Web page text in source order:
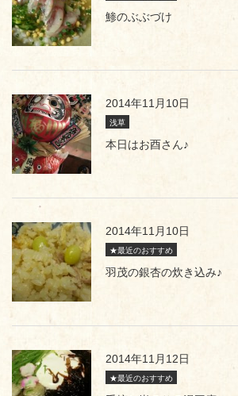
鯵のぶぶづけ
2014年11月10日
浅草
本日はお酉さん♪
2014年11月10日
★最近のおすすめ
羽茂の銀杏の炊き込み♪
2014年11月12日
★最近のおすすめ